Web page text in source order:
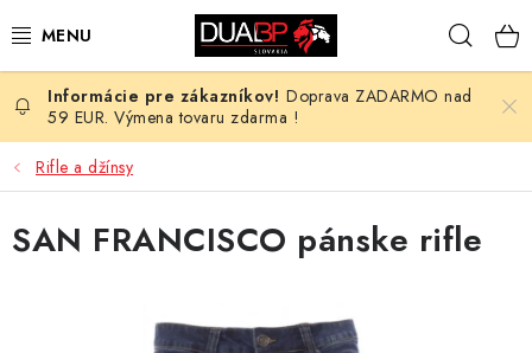
na
NOVÉ
PRACOVNÉ ODEVY
OBUV
ZDRAVOTNÍCTVO
Doprava ZADARMO nad
59 EUR. Výmena tovaru zdarma !
Rifle a džínsy
SAN FRANCISCO pánske rifle